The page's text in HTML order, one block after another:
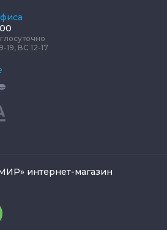
ВС 12-17
интернет-магазин